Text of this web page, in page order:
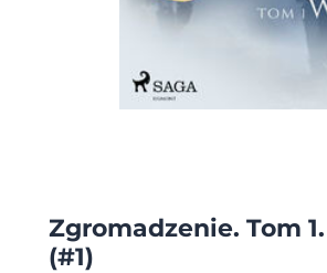
Zgromadzenie. Tom
(#1)